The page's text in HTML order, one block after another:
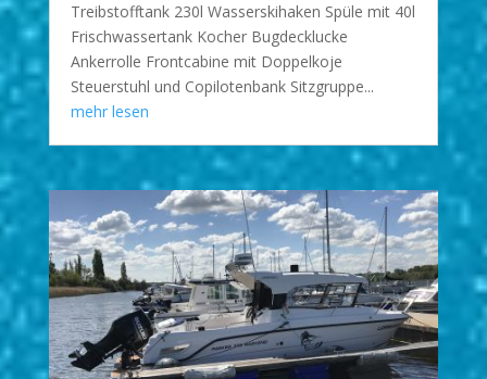
Treibstofftank 230l Wasserskihaken Spüle mit 40l
Frischwassertank Kocher Bugdecklucke
Ankerrolle Frontcabine mit Doppelkoje
Steuerstuhl und Copilotenbank Sitzgruppe...
mehr lesen